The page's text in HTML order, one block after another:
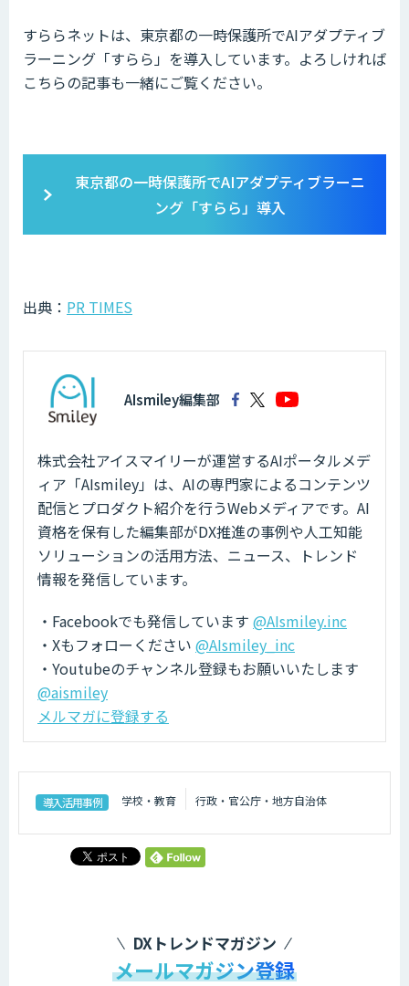
すららネットは、東京都の一時保護所でAIアダプティブ
ラーニング「すらら」を導入しています。よろしければ
こちらの記事も一緒にご覧ください。
東京都の一時保護所でAIアダプティブラーニ
ング「すらら」導入
出典： PR TIMES
AIsmiley編集部
株式会社アイスマイリーが運営するAIポータルメデ
ィア「AIsmiley」は、AIの専門家によるコンテンツ
配信とプロダクト紹介を行うWebメディアです。AI
資格を保有した編集部がDX推進の事例や人工知能
ソリューションの活用方法、ニュース、トレンド
情報を発信しています。
・Facebookでも発信しています @AIsmiley.inc
・Xもフォローください @AIsmiley_inc
・Youtubeのチャンネル登録もお願いいたします
@aismiley
メルマガに登録する
導入活用事例 学校・教育 行政・官公庁・地方自治体
DXトレンドマガジン
メールマガジン登録